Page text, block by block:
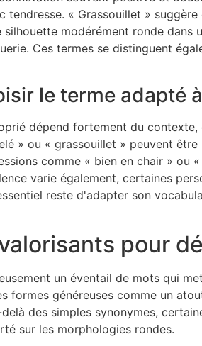
tendresse. « Grassouillet »
silhouette modérément ronde
Ces termes se distinguent
le terme adapté
dépend fortement du
» ou « grassouillet » peuvent
comme « bien en chair » ou
varie également, certaines
reste d'adapter son
pour
un éventail de mots qui
formes généreuses comme un
des simples synonymes,
sur les morphologies rondes.